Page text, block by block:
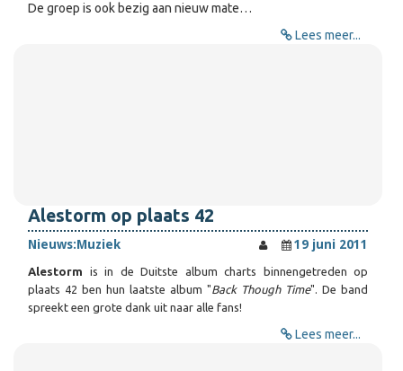
De groep is ook bezig aan nieuw mate…
Lees meer...
Alestorm op plaats 42
Nieuws:Muziek 19 juni 2011
Alestorm is in de Duitste album charts binnengetreden op
plaats 42 ben hun laatste album "Back Though Time". De band
spreekt een grote dank uit naar alle fans!
Lees meer...